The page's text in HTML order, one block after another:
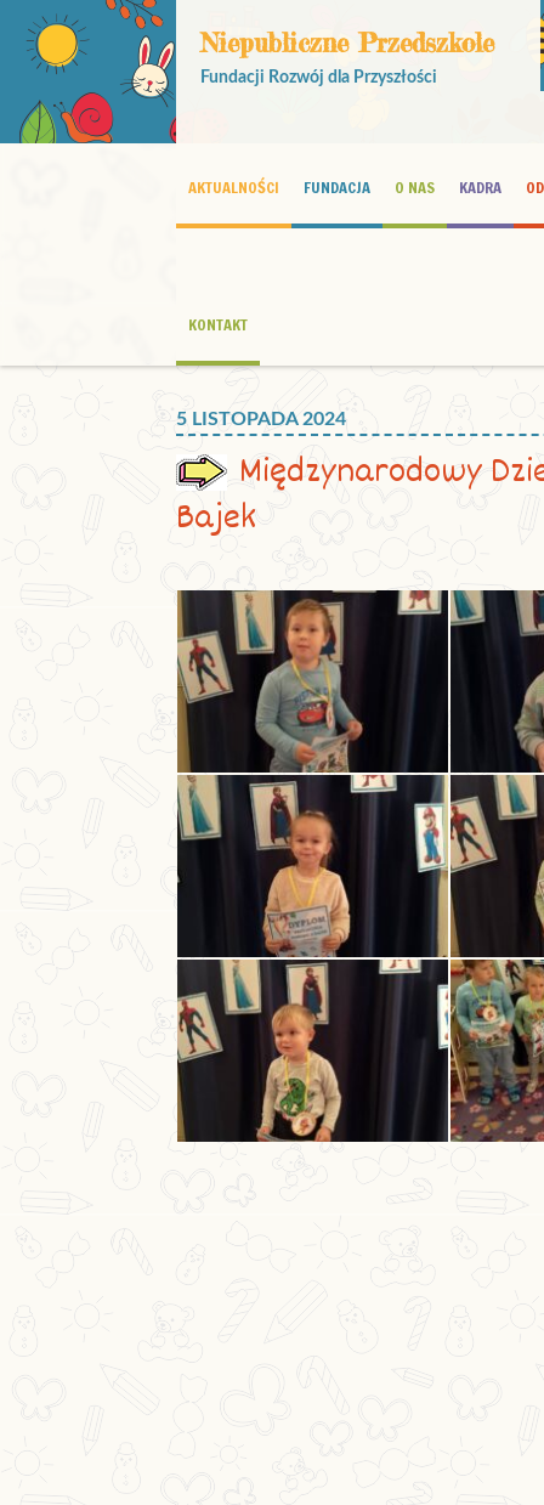
Niepubliczne Przedszkole
Fundacji Rozwój dla Przyszłości
AKTUALNOŚCI FUNDACJA O NAS KADRA
KONTAKT
5 LISTOPADA 2024
Międzynarodowy
Bajek